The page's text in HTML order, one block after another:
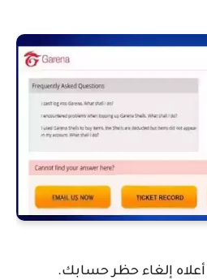
أعلاه إلغاء حظر حسابك.